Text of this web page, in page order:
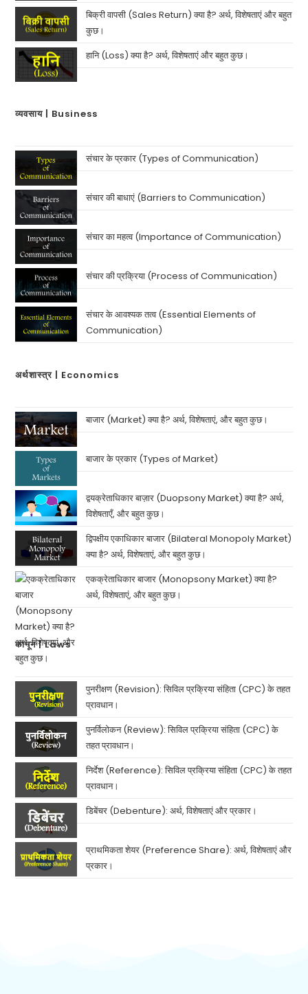
बिक्री वापसी (Sales Return) क्या है? अर्थ, विशेषताएं और बहुत
कुछ।
हानि (Loss) क्या है? अर्थ, विशेषताएं और बहुत कुछ।
व्यवसाय | Business
संचार के प्रकार (Types of Communication)
संचार की बाधाएं (Barriers to Communication)
संचार का महत्व (Importance of Communication)
संचार की प्रक्रिया (Process of Communication)
संचार के आवश्यक तत्व (Essential Elements of
Communication)
अर्थशास्त्र | Economics
बाजार (Market) क्या है? अर्थ, विशेषताएं, और बहुत कुछ।
बाजार के प्रकार (Types of Market)
द्वयक्रेताधिकार बाज़ार (Duopsony Market) क्या है? अर्थ,
विशेषताएँ, और बहुत कुछ।
द्विपक्षीय एकाधिकार बाजार (Bilateral Monopoly Market)
क्या है? अर्थ, विशेषताएं, और बहुत कुछ।
एकक्रेताधिकार बाजार (Monopsony Market) क्या है?
अर्थ, विशेषताएं, और बहुत कुछ।
कानून | Laws
पुनरीक्षण (Revision): सिविल प्रक्रिया संहिता (CPC) के तहत
प्रावधान।
पुनर्विलोकन (Review): सिविल प्रक्रिया संहिता (CPC) के
तहत प्रावधान।
निर्देश (Reference): सिविल प्रक्रिया संहिता (CPC) के तहत
प्रावधान।
डिबेंचर (Debenture): अर्थ, विशेषताएं और प्रकार।
प्राथमिकता शेयर (Preference Share): अर्थ, विशेषताएं और
प्रकार।